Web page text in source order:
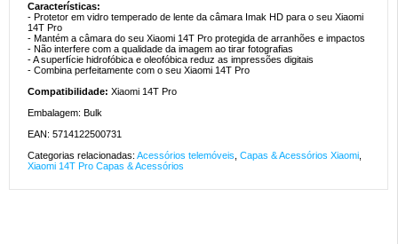
Características:
- Protetor em vidro temperado de lente da câmara Imak HD para o seu Xiaomi
14T Pro
- Mantém a câmara do seu Xiaomi 14T Pro protegida de arranhões e impactos
- Não interfere com a qualidade da imagem ao tirar fotografias
- A superfície hidrofóbica e oleofóbica reduz as impressões digitais
- Combina perfeitamente com o seu Xiaomi 14T Pro
Compatibilidade: Xiaomi 14T Pro
Embalagem: Bulk
EAN: 5714122500731
Categorias relacionadas: Acessórios telemóveis Capas & Acessórios Xiaomi
Xiaomi 14T Pro Capas & Acessórios